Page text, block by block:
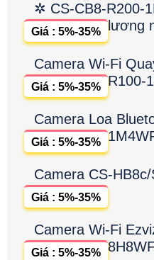
✲ CS-CB8-R200-
lương
Giá : 5%-35%
Camera Wi-Fi
R100-
Giá : 5%-35%
Camera Loa
Giá : 5%-35%
Camera CS-
Giá : 5%-35%
Camera Wi-Fi
Giá : 5%-35%